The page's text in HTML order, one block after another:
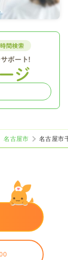
名古屋市
名古屋市